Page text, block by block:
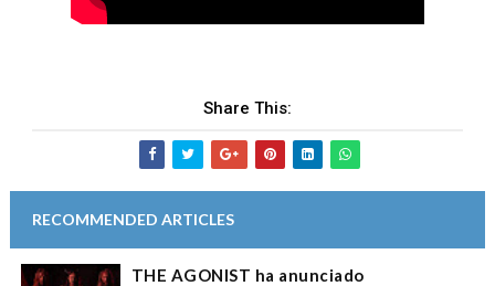
Share This:
RECOMMENDED ARTICLES
THE AGONIST ha anunciado